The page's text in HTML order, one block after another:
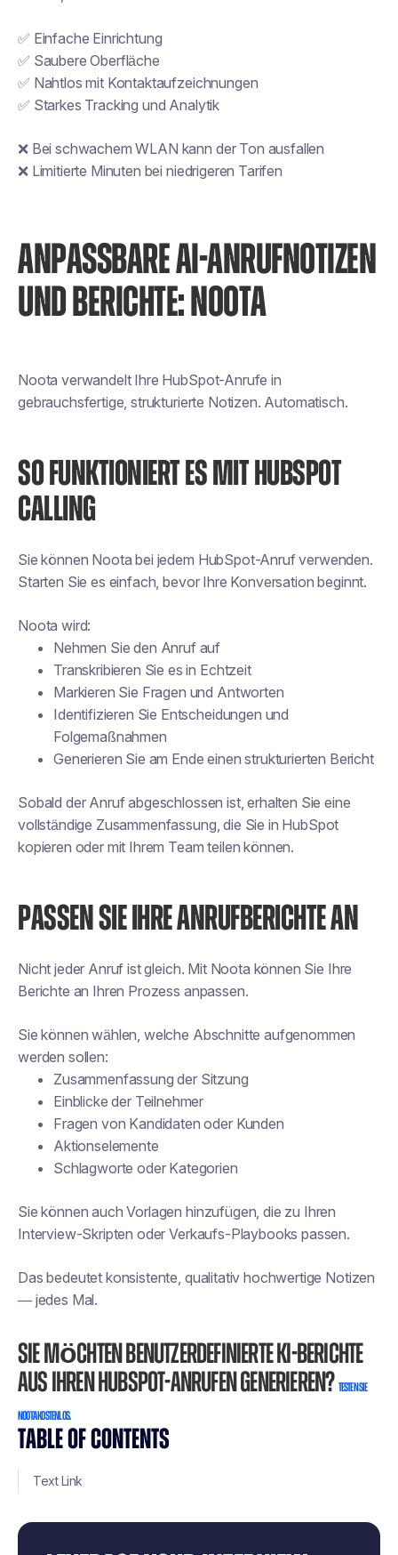
TABLE OF CONTENTS
Text Link
✅ Einfache Einrichtung
✅ Saubere Oberfläche
✅ Nahtlos mit Kontaktaufzeichnungen
✅ Starkes Tracking und Analytik
❌ Bei schwachem WLAN kann der Ton ausfallen
❌ Limitierte Minuten bei niedrigeren Tarifen
ANPASSBARE AI-ANRUFNOTIZEN
UND BERICHTE: NOOTA
Noota verwandelt Ihre HubSpot-Anrufe in
gebrauchsfertige, strukturierte Notizen. Automatisch.
SO FUNKTIONIERT ES MIT HUBSPOT
CALLING
Sie können Noota bei jedem HubSpot-Anruf verwenden.
Starten Sie es einfach, bevor Ihre Konversation beginnt.
Noota wird:
Nehmen Sie den Anruf auf
Transkribieren Sie es in Echtzeit
Markieren Sie Fragen und Antworten
Identifizieren Sie Entscheidungen und
Folgemaßnahmen
Generieren Sie am Ende einen strukturierten Bericht
Sobald der Anruf abgeschlossen ist, erhalten Sie eine
vollständige Zusammenfassung, die Sie in HubSpot
kopieren oder mit Ihrem Team teilen können.
PASSEN SIE IHRE ANRUFBERICHTE AN
Nicht jeder Anruf ist gleich. Mit Noota können Sie Ihre
Berichte an Ihren Prozess anpassen.
Sie können wählen, welche Abschnitte aufgenommen
werden sollen:
Zusammenfassung der Sitzung
Einblicke der Teilnehmer
Fragen von Kandidaten oder Kunden
Aktionselemente
Schlagworte oder Kategorien
Sie können auch Vorlagen hinzufügen, die zu Ihren
Interview-Skripten oder Verkaufs-Playbooks passen.
Das bedeutet konsistente, qualitativ hochwertige Notizen
— jedes Mal.
Sie möchten benutzerdefinierte KI-Berichte
aus Ihren Hubspot-Anrufen generieren? Testen Sie
Noota kostenlos.